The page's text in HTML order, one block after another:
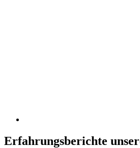
Erfahrungsberichte